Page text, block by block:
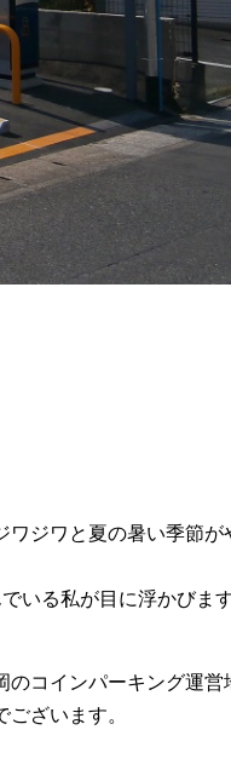
ワジワと夏の暑い季節が
いる私が目に浮かびま
のコインパーキング運営
ざいます。